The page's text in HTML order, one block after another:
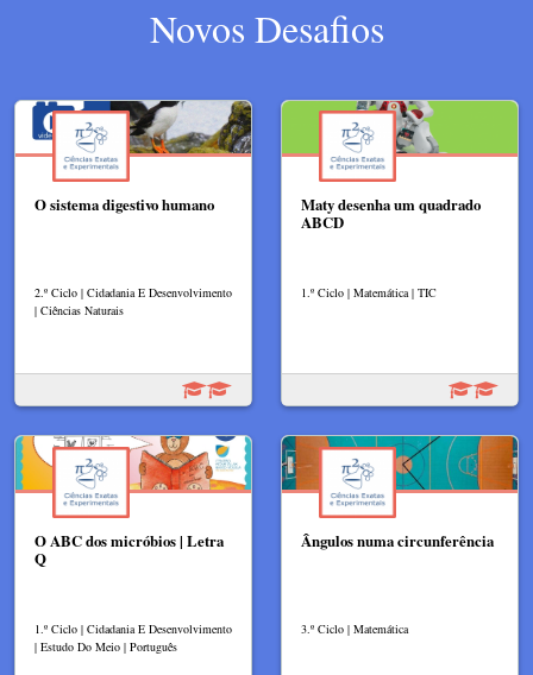
Novos Desafios
O sistema digestivo humano
2.º Ciclo | Cidadania E Desenvolvimento
| Ciências Naturais
Maty desenha um quadrado
ABCD
1.º Ciclo | Matemática | TIC
O ABC dos micróbios | Letra
Q
1.º Ciclo | Cidadania E Desenvolvimento
| Estudo Do Meio | Português
Ângulos numa circunferência
3.º Ciclo | Matemática